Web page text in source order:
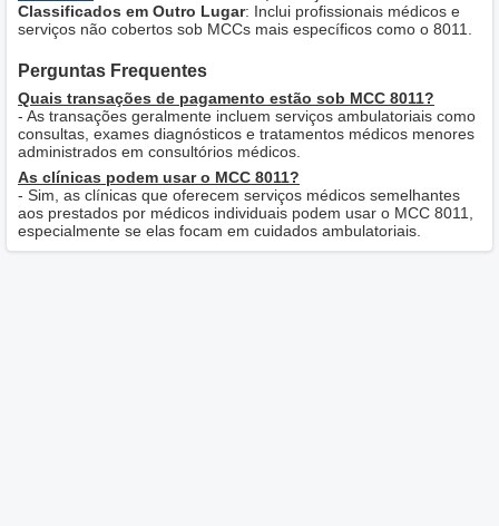
Classificados em Outro Lugar: Inclui profissionais médicos e
serviços não cobertos sob MCCs mais específicos como o 8011.
Perguntas Frequentes
Quais transações de pagamento estão sob MCC 8011?
- As transações geralmente incluem serviços ambulatoriais como
consultas, exames diagnósticos e tratamentos médicos menores
administrados em consultórios médicos.
As clínicas podem usar o MCC 8011?
- Sim, as clínicas que oferecem serviços médicos semelhantes
aos prestados por médicos individuais podem usar o MCC 8011,
especialmente se elas focam em cuidados ambulatoriais.